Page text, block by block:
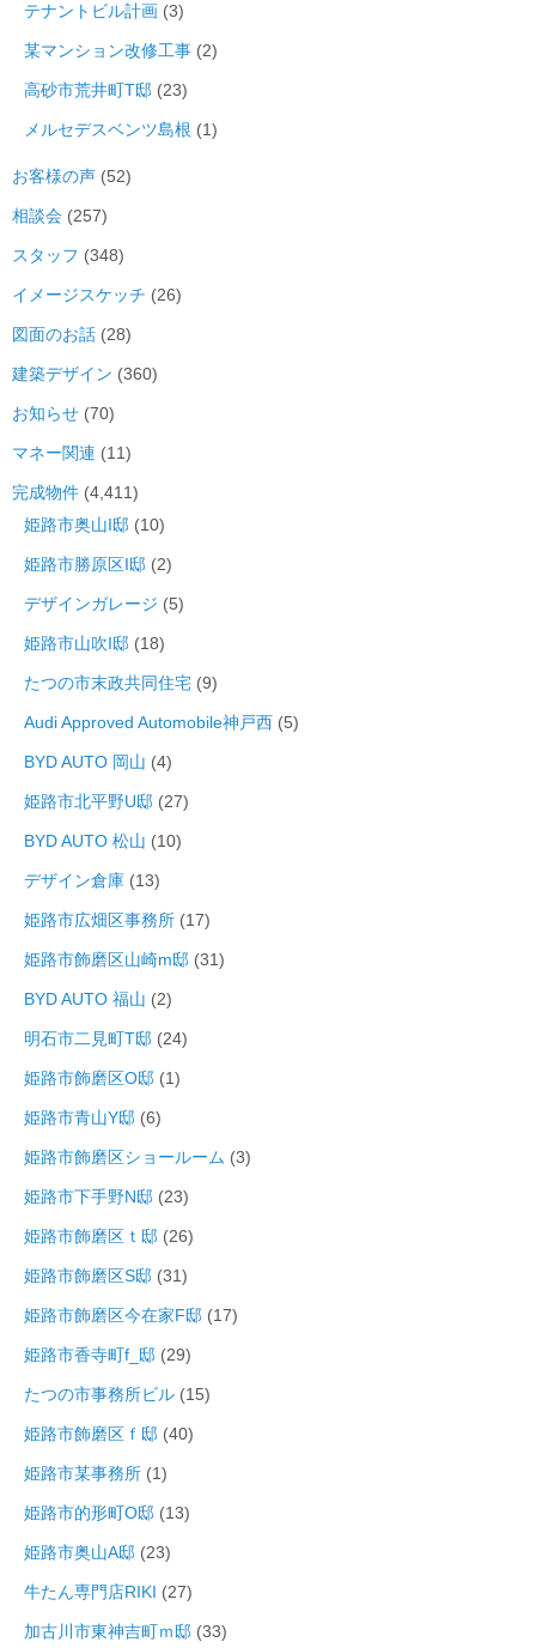
テナントビル計画 (3)
某マンション改修工事 (2)
高砂市荒井町T邸 (23)
メルセデスベンツ島根 (1)
お客様の声 (52)
相談会 (257)
スタッフ (348)
イメージスケッチ (26)
図面のお話 (28)
建築デザイン (360)
お知らせ (70)
マネー関連 (11)
完成物件 (4,411)
姫路市奥山I邸 (10)
姫路市勝原区I邸 (2)
デザインガレージ (5)
姫路市山吹I邸 (18)
たつの市末政共同住宅 (9)
Audi Approved Automobile神戸西 (5)
BYD AUTO 岡山 (4)
姫路市北平野U邸 (27)
BYD AUTO 松山 (10)
デザイン倉庫 (13)
姫路市広畑区事務所 (17)
姫路市飾磨区山崎m邸 (31)
BYD AUTO 福山 (2)
明石市二見町T邸 (24)
姫路市飾磨区O邸 (1)
姫路市青山Y邸 (6)
姫路市飾磨区ショールーム (3)
姫路市下手野N邸 (23)
姫路市飾磨区ｔ邸 (26)
姫路市飾磨区S邸 (31)
姫路市飾磨区今在家F邸 (17)
姫路市香寺町f_邸 (29)
たつの市事務所ビル (15)
姫路市飾磨区ｆ邸 (40)
姫路市某事務所 (1)
姫路市的形町O邸 (13)
姫路市奥山A邸 (23)
牛たん専門店RIKI (27)
加古川市東神吉町ｍ邸 (33)